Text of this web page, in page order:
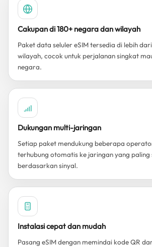
Cakupan di 180+ negara dan wilayah
Paket data seluler eSIM tersedia di lebih
wilayah, cocok untuk perjalanan singkat
negara.
Dukungan multi-jaringan
Setiap paket mendukung beberapa
terhubung otomatis ke jaringan yang paling
berdasarkan sinyal.
Instalasi cepat dan mudah
Pasang eSIM dengan memindai kode QR